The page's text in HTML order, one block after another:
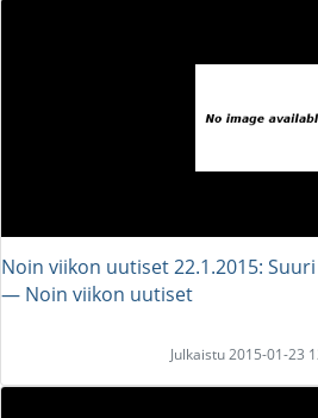
Noin viikon uutiset 22.1.2015:
― Noin viikon uutiset
Julkaistu 2015-01-23